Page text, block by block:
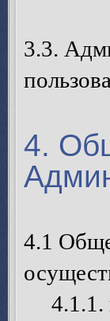
3.3.
4.
4.1
4.1.1.